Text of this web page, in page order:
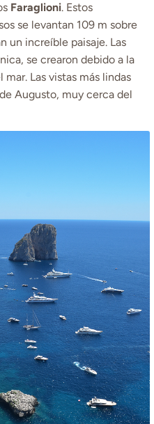
Faraglioni. Estos
se levantan 109 m sobre
un increíble paisaje. Las
se crearon debido a la
mar. Las vistas más lindas
Augusto, muy cerca del